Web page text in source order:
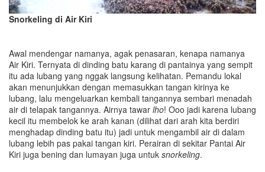
Snorkeling di Air Kiri
Awal mendengar namanya, agak penasaran, kenapa namanya
Air Kiri. Ternyata di dinding batu karang di pantainya yang sempit
itu ada lubang yang nggak langsung kelihatan. Pemandu lokal
akan menunjukkan dengan memasukkan tangan kirinya ke
lubang, lalu mengeluarkan kembali tangannya sembari menadah
air di telapak tangannya. Airnya tawar lho! Ooo jadi karena lubang
kecil itu membelok ke arah kanan (dilihat dari arah kita berdiri
menghadap dinding batu itu) jadi untuk mengambil air di dalam
lubang lebih pas pakai tangan kiri. Perairan di sekitar Pantai Air
Kiri juga bening dan lumayan juga untuk snorkeling.